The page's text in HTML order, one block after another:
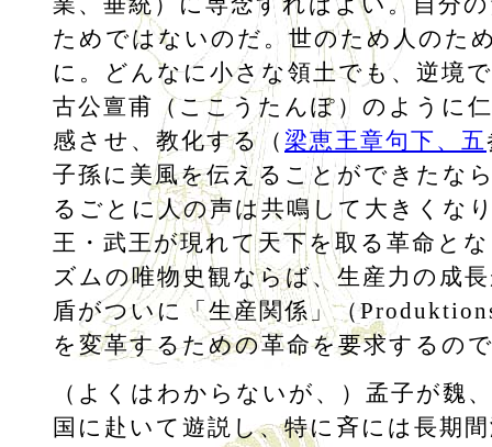
ためではないのだ。世のため人のた
に。どんなに小さな領土でも、逆境
古公亶甫（ここうたんぽ）のように
感させ、教化する（ 梁恵王章句下、五
子孫に美風を伝えることができたな
るごとに人の声は共鳴して大きくな
王・武王が現れて天下を取る革命と
ズムの唯物史観ならば、生産力の成
盾がついに「生産関係」（
を変革するための革命を要求するの
（よくはわからないが、）孟子が魏
国に赴いて遊説し、特に斉には長期